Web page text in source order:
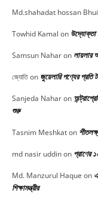
Md.shahadat hossan
Towhid Kamal on উদ্যোক্তা
Samsun Naharon লায়লার
জ্যোতিon জুয়েলারি পণ্যের
Sanjeda Naharon
শুরু
Tasnim Meshkaton
md nasir uddinon প্রাণের
Md. Manzurul Haque on
শিক্ষামন্ত্রীর